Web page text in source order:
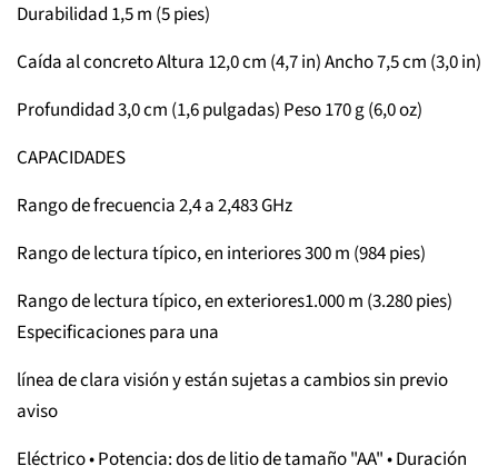
Durabilidad 1,5 m (5 pies)
Caída al concreto Altura 12,0 cm (4,7 in) Ancho 7,5 cm (3,0 in)
Profundidad 3,0 cm (1,6 pulgadas) Peso 170 g (6,0 oz)
CAPACIDADES
Rango de frecuencia 2,4 a 2,483 GHz
Rango de lectura típico, en interiores 300 m (984 pies)
Rango de lectura típico, en exteriores1.000 m (3.280 pies)
Especificaciones para una
línea de clara visión y están sujetas a cambios sin previo
aviso
Eléctrico • Potencia: dos de litio de tamaño "AA" • Duración